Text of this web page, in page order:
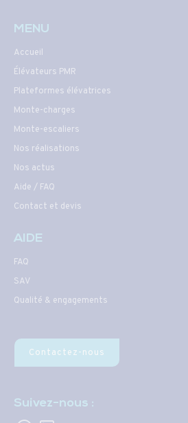
MENU
Accueil
Élévateurs PMR
Plateformes élévatrices
Monte-charges
Monte-escaliers
Nos réalisations
Nos actus
Aide / FAQ
Contact et devis
AIDE
FAQ
SAV
Qualité & engagements
Contactez-nous
Suivez-nous :